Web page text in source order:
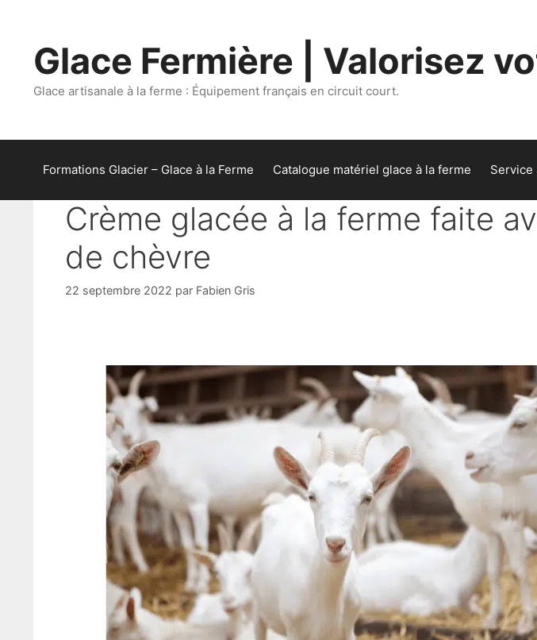
contenuGlace Fermière | Valorisez
Glace artisanale à la ferme : Équipement français en circuit court.
Formations Glacier – Glace à la Ferme Catalogue matériel glace à la ferme Service
Crème glacée à la ferme faite
de chèvre
22 septembre 2022 par Fabien Gris